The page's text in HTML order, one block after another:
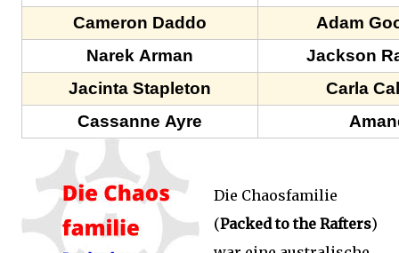
Cameron Daddo
Adam
Narek Arman
Jackson
Jacinta Stapleton
Carla
Cassanne Ayre
Die Chaosfamilie
(Packed to the Rafters)